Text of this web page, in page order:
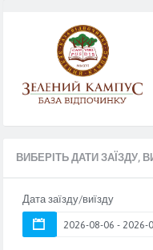
ВИБЕРІТЬ ДАТИ ЗАЇЗДУ,
Дата заїзду/виїзду